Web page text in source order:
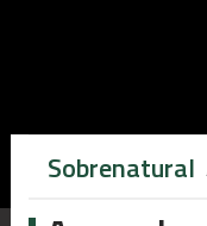
Sobrenatural